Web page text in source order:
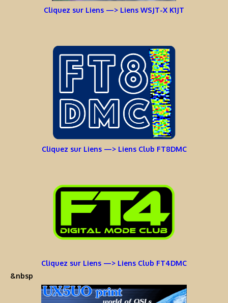
Cliquez sur Liens —> Liens WSJT-X K1JT
Cliquez sur Liens —> Liens Club FT8DMC
Cliquez sur Liens —> Liens Club FT4DMC
&nbsp